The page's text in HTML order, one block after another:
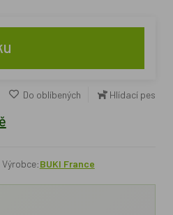
Do oblíbených Hlídací pes
Výrobce:BUKI France